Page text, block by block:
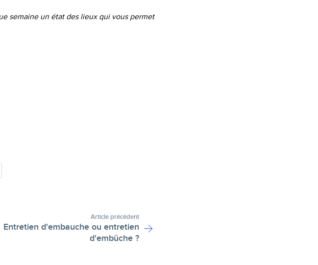
semaine un état des lieux qui vous permet
Article précédent
Entretien d'embauche ou entretien
d'embûche ?